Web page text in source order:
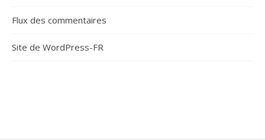
Flux des commentaires
Site de WordPress-FR